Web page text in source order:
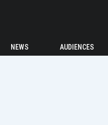
NEWS AUDIENCES